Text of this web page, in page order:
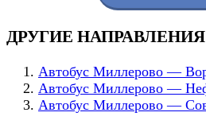
ДРУГИЕ
Автобус Миллерово —
Автобус Миллерово —
Автобус Миллерово —